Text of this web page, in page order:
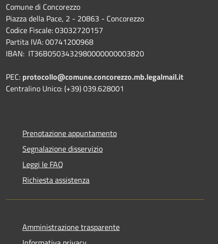
Comune di Concorezzo
Piazza della Pace, 2 - 20863 - Concorezzo
Codice Fiscale: 03032720157
Partita IVA: 00741200968
IBAN: IT36B0503432980000000003820
PEC: protocollo@comune.concorezzo.mb.legalmail.it
Centralino Unico: (+39) 039.628001
Prenotazione appuntamento
Segnalazione disservizio
Leggi le FAQ
Richiesta assistenza
Amministrazione trasparente